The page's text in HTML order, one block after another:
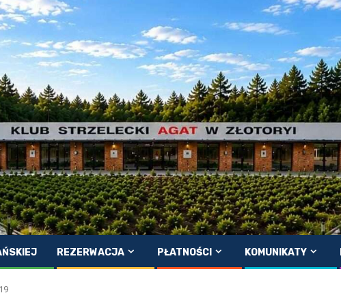
REZERWACJA PŁATNOŚCI KOMUNIKATY